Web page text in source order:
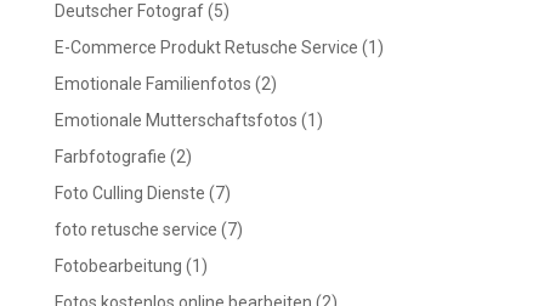
Deutscher Fotograf(5)
E-Commerce Produkt Retusche Service (1)
Emotionale Familienfotos (2)
Emotionale Mutterschaftsfotos (1)
Farbfotografie (2)
Foto Culling Dienste (7)
foto retusche service (7)
Fotobearbeitung (1)